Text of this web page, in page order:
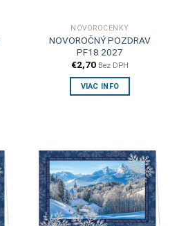
NOVOROČENKY
NOVOROČNÝ POZDRAV
PF18 2027
€2,70 Bez DPH
VIAC INFO